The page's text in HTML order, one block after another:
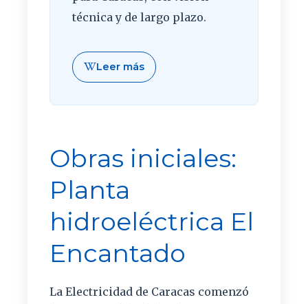
técnica y de largo plazo.
Leer más
Obras iniciales:
Planta
hidroeléctrica El
Encantado
La Electricidad de Caracas comenzó